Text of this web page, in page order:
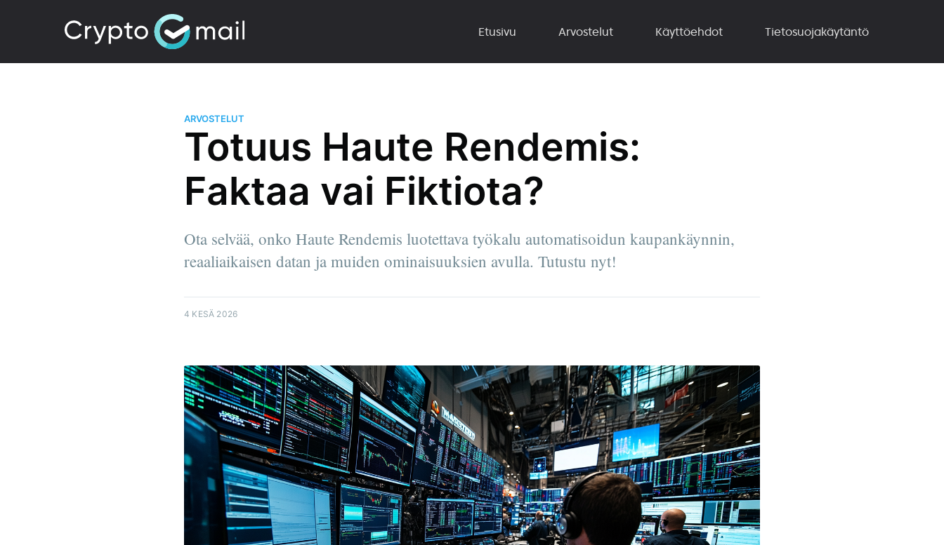
Etusivu Arvostelut Käyttöehdot Tietosuojakäytäntö
ARVOSTELUT
Totuus Haute Rendemis:
Faktaa vai Fiktiota?
Ota selvää, onko Haute Rendemis luotettava työkalu automatisoidun kaupankäynnin,
reaaliaikaisen datan ja muiden ominaisuuksien avulla. Tutustu nyt!
4 KESÄ 2026